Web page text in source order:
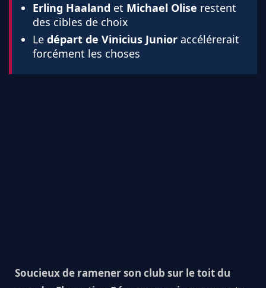
Erling Haaland et Michael Olise restent
des cibles de choix
Le départ de Vinicius Junior accélérerait
forcément les choses
Soucieux de ramener son club sur le toit du